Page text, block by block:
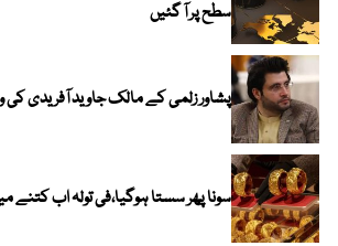
سطح پر آ گئیں
پشاور زلمی کے مالک جاوید آفریدی کی
سونا پھر سستا ہوگیا،فی تولہ اب کتنے